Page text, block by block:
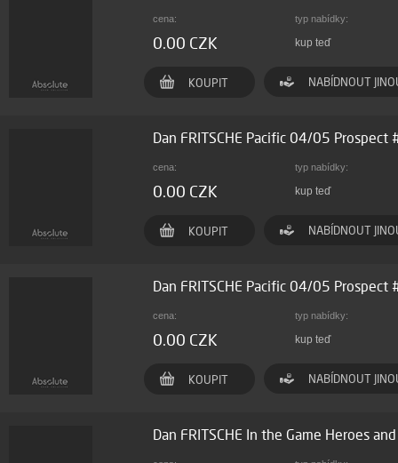
cena: typ nabídky:
0.00 CZK kup teď
KOUPIT NABÍDNOUT
Dan FRITSCHE Pacific 04/05 Prospect
cena: typ nabídky:
0.00 CZK kup teď
KOUPIT NABÍDNOUT
Dan FRITSCHE Pacific 04/05 Prospect
cena: typ nabídky:
0.00 CZK kup teď
KOUPIT NABÍDNOUT
Dan FRITSCHE In the Game Heroes